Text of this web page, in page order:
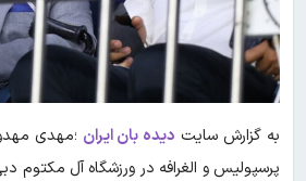
به گزارش سایت دیده بان ایران ؛مهدی
پرسپولیس و الغرافه در ورزشگاه آل مکتوم